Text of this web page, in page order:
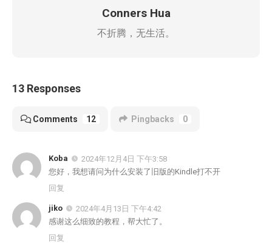
Conners Hua
不折腾，无生活。
13 Responses
Comments 12 Pingbacks 0
Koba
2024年12月4日 下午3:58
您好，我想请问为什么安装了旧版的Kindle打不开
回复
jiko
2024年4月13日 下午4:42
感谢这么细致的教程，帮大忙了。
回复